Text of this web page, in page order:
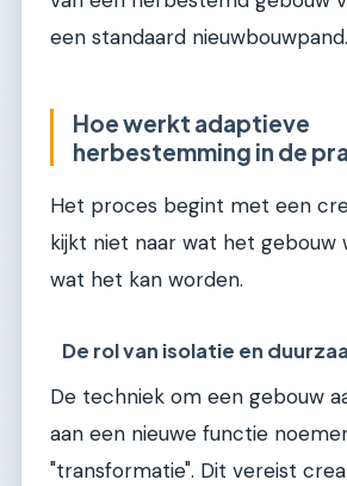
een standaard nieuwbouwpand.
Hoe werkt adaptieve
herbestemming in de
Het proces begint met een
kijkt niet naar wat het gebouw
wat het kan worden.
De rol van isolatie en
De techniek om een gebouw
aan een nieuwe functie
"transformatie". Dit vereist